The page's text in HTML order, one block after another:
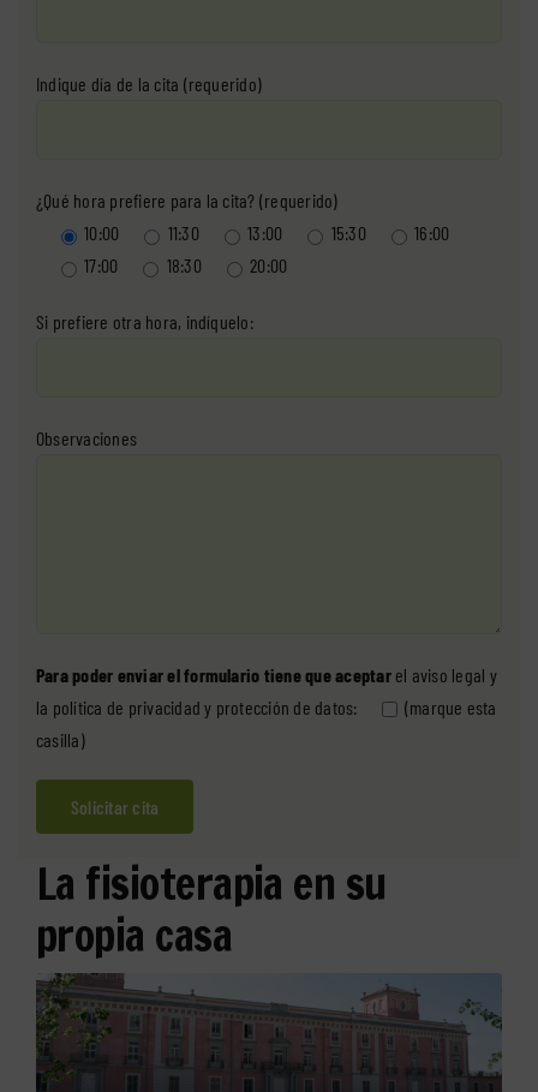
Indique día de la cita (requerido)
¿Qué hora prefiere para la cita? (requerido)
10:00
11:30 13:00 15:30
16:00
17:00
18:30 20:00
Si prefiere otra hora, indíquelo:
Observaciones
Para poder enviar el formulario tiene que aceptarel aviso legal y
la política de privacidad y protección de datos:
(marque esta
casilla)
La fisioterapia en su
propia casa